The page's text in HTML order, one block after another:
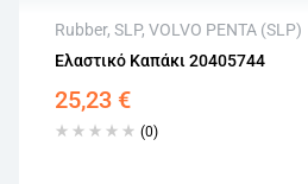
Rubber, SLP, VOLVO PENTA (SLP)
Ελαστικό Καπάκι 20405744
25,23 €
(0)
Άμεση αποστολή
Επιστροφή εντός 15 εργάσιμων